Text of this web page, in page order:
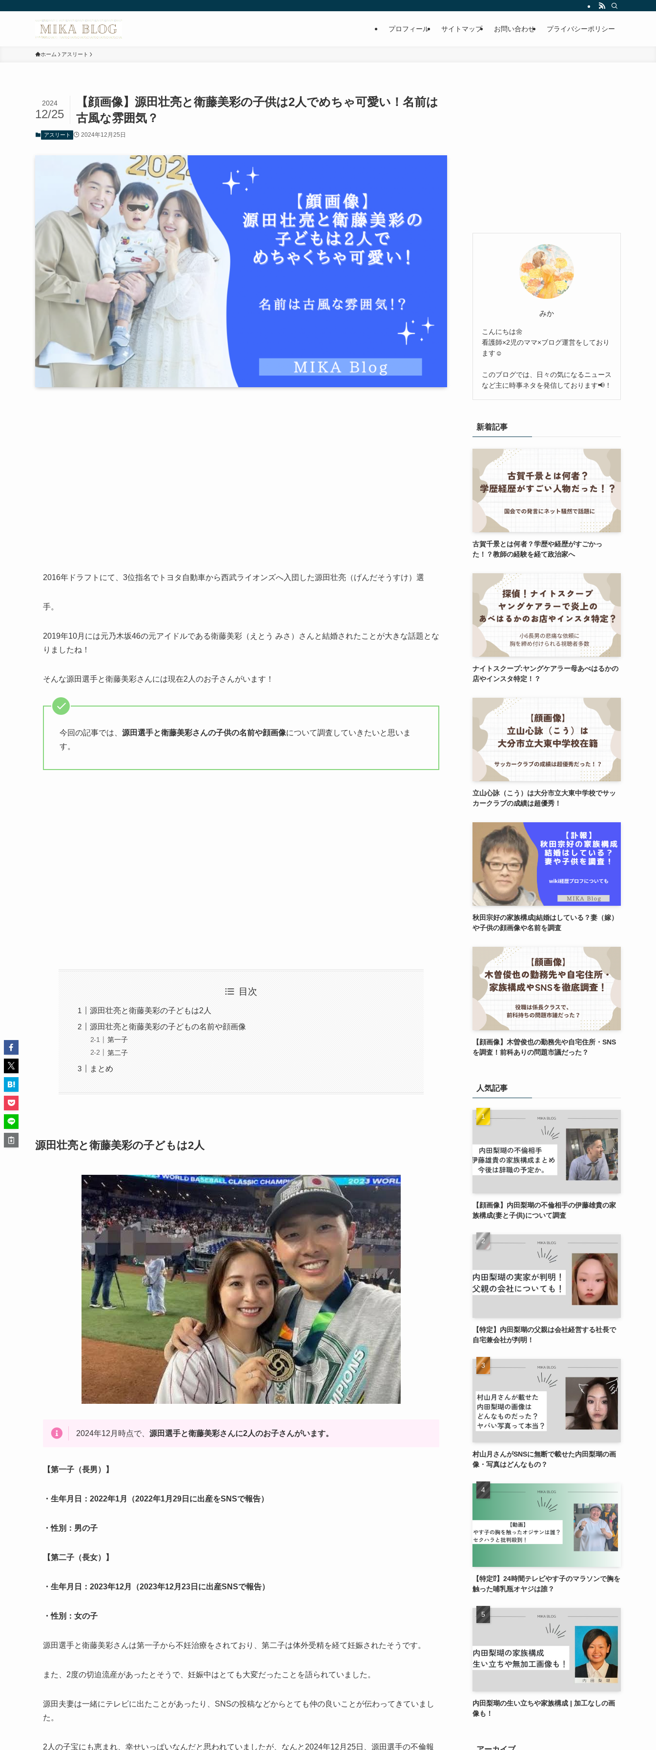
プロフィール サイトマップ お問い合わせ プライバシーポリシー
ホーム アスリート
【顔画像】源田壮亮と衛藤美彩の子供は2人でめちゃ可愛い！名前は
古風な雰囲気？
2024
12/25
アスリート 2024年12月25日
2016年ドラフトにて、3位指名でトヨタ自動車から西武ライオンズへ入団した源田壮亮（げんだそうすけ）選
手。
2019年10月には元乃木坂46の元アイドルである衛藤美彩（えとう みさ）さんと結婚されたことが大きな話題とな
りましたね！
そんな源田選手と衛藤美彩さんには現在2人のお子さんがいます！
今回の記事では、 源田選手と衛藤美彩さんの子供の名前や顔画像について調査していきたいと思いま
す。
目次
源田壮亮と衛藤美彩の子どもは2人
源田壮亮と衛藤美彩の子どもの名前や顔画像
第一子
第二子
まとめ
源田壮亮と衛藤美彩の子どもは2人
2024年12月時点で、 源田選手と衛藤美彩さんに2人のお子さんがいます。
【第一子（長男）】
・生年月日：2022年1月（2022年1月29日に出産をSNSで報告）
・性別：男の子
【第二子（長女）】
・生年月日：2023年12月（2023年12月23日に出産SNSで報告）
・性別：女の子
源田選手と衛藤美彩さんは第一子から不妊治療をされており、第二子は体外受精を経て妊娠されたそうです。
また、2度の切迫流産があったとそうで、妊娠中はとても大変だったことを語られていました。
源田夫妻は一緒にテレビに出たことがあったり、SNSの投稿などからとても仲の良いことが伝わってきていまし
た。
2人の子宝にも恵まれ、幸せいっぱいなんだと思われていましたが、なんと2024年12月25日、源田選手の不倫報
みか
こんにちは🌼
看護師×2児のママ×ブログ運営をしており
ます☺︎
このブログでは、日々の気になるニュース
など主に時事ネタを発信しております📢！
新着記事
古賀千景とは何者？学歴や経歴がすごかっ
た！？教師の経験を経て政治家へ
ナイトスクープ:ヤングケアラー母あべはるかの
店やインスタ特定！？
立山心詠（こう）は大分市立大東中学校でサッ
カークラブの成績は超優秀！
秋田宗好の家族構成|結婚はしている？妻（嫁）
や子供の顔画像や名前を調査
【顔画像】木曽俊也の勤務先や自宅住所・SNS
を調査！前科ありの問題市議だった？
人気記事
【顔画像】内田梨瑚の不倫相手の伊藤雄貴の家
族構成(妻と子供)について調査
【特定】内田梨瑚の父親は会社経営する社長で
自宅兼会社が判明！
村山月さんがSNSに無断で載せた内田梨瑚の画
像・写真はどんなもの？
【特定⁉︎】24時間テレビやす子のマラソンで胸を
触った哺乳瓶オヤジは誰？
内田梨瑚の生い立ちや家族構成 | 加工なしの画
像も！